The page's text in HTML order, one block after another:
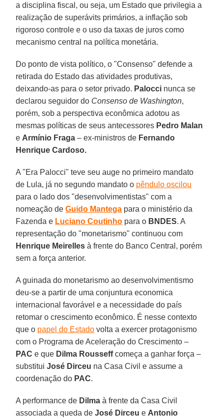
a disciplina fiscal, ou seja, um Estado que privilegia a
realização de superávits primários, a inflação sob
rigoroso controle e o uso da taxas de juros como
mecanismo central na política monetária.
Do ponto de vista político, o "Consenso" defende a
retirada do Estado das atividades produtivas,
deixando-as para o setor privado. Palocci nunca se
declarou seguidor do Consenso de Washington,
porém, sob a perspectiva econômica adotou as
mesmas políticas de seus antecessores Pedro Malan
e Armínio Fraga – ex-ministros de Fernando
Henrique Cardoso.
A "Era Palocci" teve seu auge no primeiro mandato
de Lula, já no segundo mandato o pêndulo oscilou
para o lado dos "desenvolvimentistas" com a
nomeação deGuido Mantega para o ministério da
Fazenda e Luciano Coutinho para o BNDES. A
representação do "monetarismo" continuou com
Henrique Meirelles à frente do Banco Central, porém
sem a força anterior.
A guinada do monetarismo ao desenvolvimentismo
deu-se a partir de uma conjuntura economica
internacional favorável e a necessidade do país
retomar o crescimento econômico. É nesse contexto
que o papel do Estado volta a exercer protagonismo
com o Programa de Aceleração do Crescimento –
PAC e que Dilma Rousseffcomeça a ganhar força –
substituiJosé Dirceu na Casa Civil e assume a
coordenação do PAC.
A performance de Dilma à frente da Casa Civil
associada a queda deJosé Dirceu e Antonio